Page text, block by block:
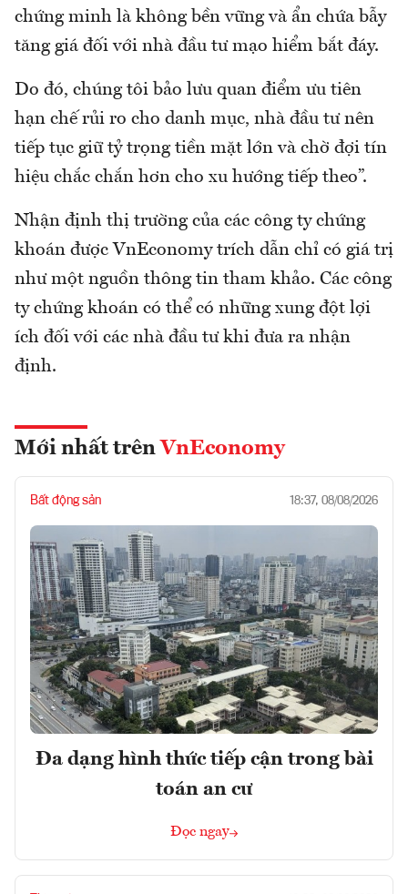
chứng minh là không bền vững và ẩn chứa bẫy
tăng giá đối với nhà đầu tư mạo hiểm bắt đáy.
Do đó, chúng tôi bảo lưu quan điểm ưu tiên
hạn chế rủi ro cho danh mục, nhà đầu tư nên
tiếp tục giữ tỷ trọng tiền mặt lớn và chờ đợi tín
hiệu chắc chắn hơn cho xu hướng tiếp theo”.
Nhận định thị trường của các công ty chứng
khoán được VnEconomy trích dẫn chỉ có giá trị
như một nguồn thông tin tham khảo. Các công
ty chứng khoán có thể có những xung đột lợi
ích đối với các nhà đầu tư khi đưa ra nhận
định.
Mới nhất trên VnEconomy
Bất động sản 18:37, 08/08/2026
Đa dạng hình thức tiếp cận trong bài
toán an cư
Đọc ngay